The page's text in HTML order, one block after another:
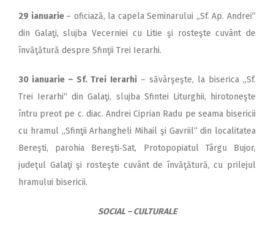
29 ianuarie – oficiază, la capela Seminarului „Sf. Ap. Andrei“
din Galaţi, slujba Vecerniei cu Litie şi rosteşte cuvânt de
învăţătură despre Sfinţii Trei Ierarhi.
30 ianuarie – Sf. Trei Ierarhi– săvârşeşte, la biserica ,,Sf.
Trei Ierarhi“ din Galaţi, slujba Sfintei Liturghii, hirotoneşte
întru preot pe c. diac. Andrei Ciprian Radu pe seama bisericii
cu hramul „Sfinţii Arhangheli Mihail şi Gavriil“ din localitatea
Bereşti, parohia Bereşti‑Sat, Protopopiatul Târgu Bujor,
judeţul Galaţi şi rosteşte cuvânt de învăţătură, cu prilejul
hramului bisericii.
SOCIAL – CULTURALE